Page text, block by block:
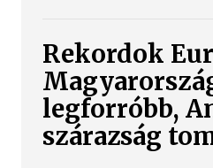
Rekordok
legforróbb,
szárazság